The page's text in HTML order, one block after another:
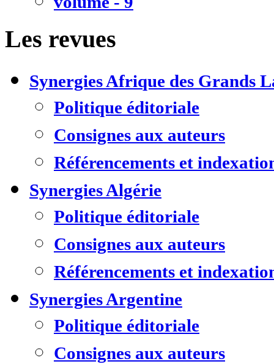
Les revues
Synergies Afrique des Grands
Politique éditoriale
Consignes aux auteurs
Référencements et
Synergies Algérie
Politique éditoriale
Consignes aux auteurs
Référencements et
Synergies Argentine
Politique éditoriale
Consignes aux auteurs